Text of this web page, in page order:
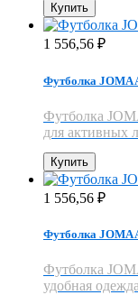
Купить
1 556,56 ₽
Футболка JOMA
Футболка
для активных
Купить
1 556,56 ₽
Футболка JOMA
Футболка
удобная